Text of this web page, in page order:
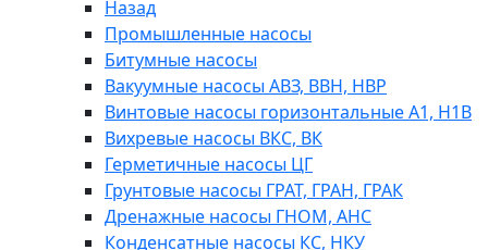
Назад
Промышленные насосы
Битумные насосы
Вакуумные насосы АВЗ, ВВН, НВР
Винтовые насосы горизонтальные А1, Н1В
Вихревые насосы ВКС, ВК
Герметичные насосы ЦГ
Грунтовые насосы ГРАТ, ГРАН, ГРАК
Дренажные насосы ГНОМ, АНС
Конденсатные насосы КС, НКУ